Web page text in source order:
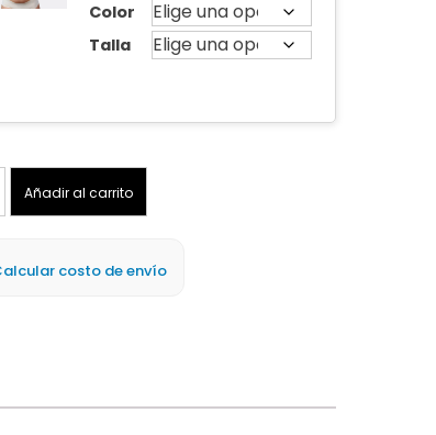
Color
Talla
Añadir al carrito
costo de envío